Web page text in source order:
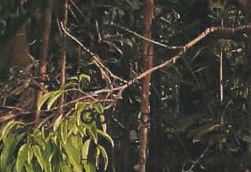
TRUMP “MARIE
BUT A BALLROOM FOR
— Governor Newsom Press
Operações
Hoje quero agradecer a